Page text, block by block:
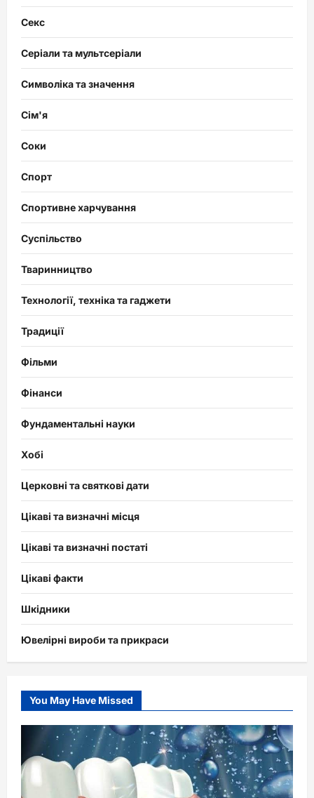
Секс
Серіали та мультсеріали
Символіка та значення
Сім'я
Соки
Спорт
Спортивне харчування
Суспільство
Тваринництво
Технології, техніка та гаджети
Традиції
Фільми
Фінанси
Фундаментальні науки
Хобі
Церковні та святкові дати
Цікаві та визначні місця
Цікаві та визначні постаті
Цікаві факти
Шкідники
Ювелірні вироби та прикраси
You May Have Missed